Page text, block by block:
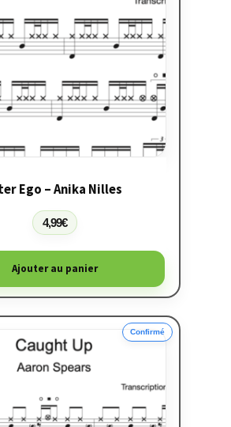
Ego – Anika Nilles
4,99€
Ajouter au panier